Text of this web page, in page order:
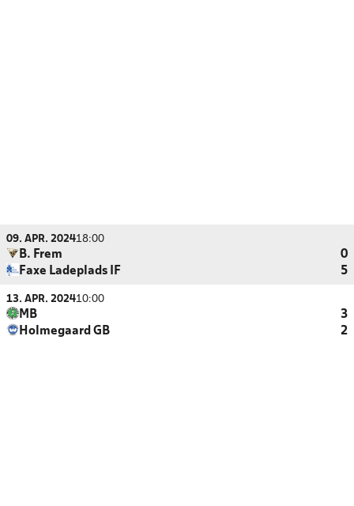
09. APR. 202418:00
B. Frem
0
Faxe Ladeplads IF
5
13. APR. 202410:00
MB
3
Holmegaard GB
2